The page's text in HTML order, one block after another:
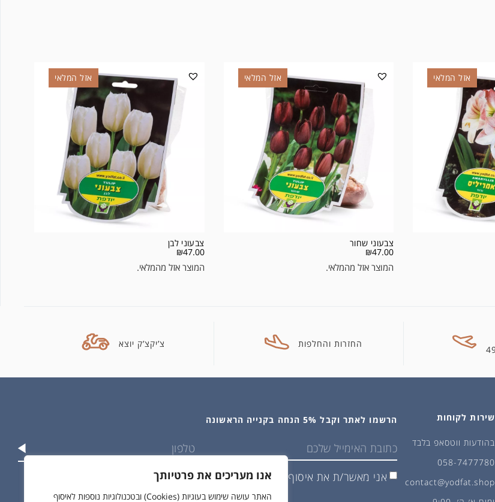
אנו מעריכים את פרטיותך
האתר עושה שימוש בעוגיות (Cookies) ובטכנולוגיות נוספות לאיסוף
אזל המלאי אזל המלאי
צבעוני שחור
₪47.00
המוצר אזל מהמלאי.
אזל המלאי
צבעוני לבן
₪47.00
המוצר אזל מהמלאי.
החזרות והחלפות צ’יקצ’ק יוצא
שירות לקוחות
בהודעות ווטסאפ בלבד
058-7477780
contact@yodfat.shop
הרשמו לאתר וקבל 5% הנחה בקנייה הראשונה
אני מאשר/ת את איסוף ושימוש בפרטים שלי בהתאם למדיניות הפרטיות